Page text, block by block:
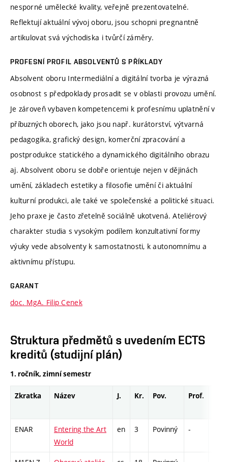
nesporné umělecké kvality, veřejně prezentovatelné.
Reflektují aktuální vývoj oboru, jsou schopni pregnantně
artikulovat svá východiska i tvůrčí záměry.
PROFESNÍ PROFIL ABSOLVENTŮ S PŘÍKLADY
Absolvent oboru Intermediální a digitální tvorba je výrazná
osobnost s předpoklady prosadit se v oblasti provozu umění.
Je zároveň vybaven kompetencemi k profesnímu uplatnění v
příbuzných oborech, jako jsou např. kurátorství, výtvarná
pedagogika, grafický design, komerční zpracování a
postprodukce statického a dynamického digitálního obrazu
aj. Absolvent oboru se dobře orientuje nejen v dějinách
umění, základech estetiky a filosofie umění či aktuální
kulturní produkci, ale také ve společenské a politické situaci.
Jeho praxe je často zřetelně sociálně ukotvená. Ateliérový
charakter studia s vysokým podílem konzultativní formy
výuky vede absolventy k samostatnosti, k autonomnímu a
aktivnímu přístupu.
GARANT
doc. MgA. Filip Cenek
Struktura předmětů s uvedením ECTS
kreditů (studijní plán)
1. ročník, zimní semestr
Zkratka Název J. Kr. Pov. Prof.
ENAR
Entering the Art
World
en 3 Povinný -